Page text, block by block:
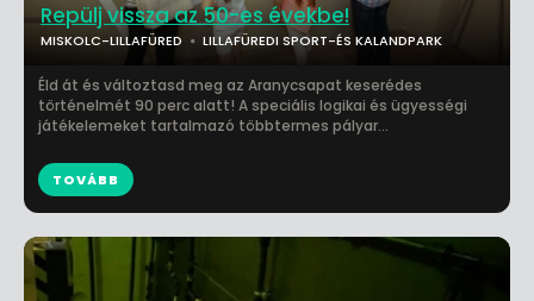
Repülj vissza az 50-es évekbe!
MISKOLC-LILLAFÜRED LILLAFÜREDI SPORT-ÉS KALANDPARK
Éld át és változtasd meg az Aranycsapat keserédes
történelmét 90 perc alatt! A speciális logikai és ügyességi
játékelemeket tartalmazó többtermes pályar...
TOVÁBB